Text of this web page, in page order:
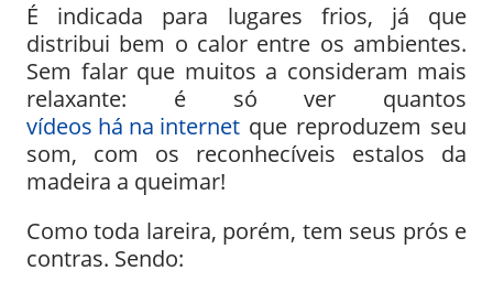
É indicada para lugares frios, já que
distribui bem o calor entre os ambientes.
Sem falar que muitos a consideram mais
relaxante: é só ver quantos
vídeos há na internet que reproduzem seu
som, com os reconhecíveis estalos da
madeira a queimar!
Como toda lareira, porém, tem seus prós e
contras. Sendo: